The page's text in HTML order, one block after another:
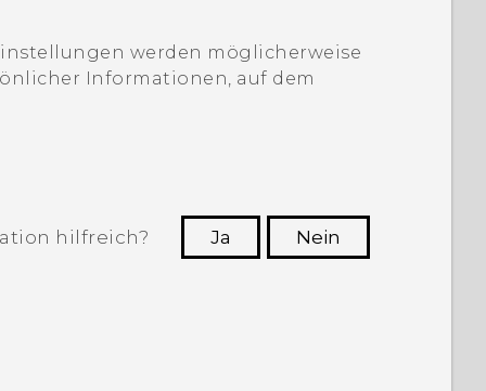
werden möglicherweise
Informationen, auf dem
hilfreich? Ja
Nein